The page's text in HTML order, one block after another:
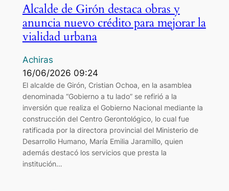
Alcalde de Girón destaca obras y
anuncia nuevo crédito para mejorar la
vialidad urbana
Achiras
16/06/2026 09:24
El alcalde de Girón, Cristian Ochoa, en la asamblea
denominada “Gobierno a tu lado” se refirió a la
inversión que realiza el Gobierno Nacional mediante la
construcción del Centro Gerontológico, lo cual fue
ratificada por la directora provincial del Ministerio de
Desarrollo Humano, María Emilia Jaramillo, quien
además destacó los servicios que presta la
institución…